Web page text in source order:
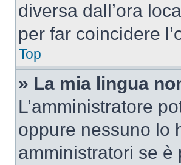
diversa dall’ora
per far coincidere
Top
» La mia lingua
L’amministratore
oppure nessuno lo
amministratori se